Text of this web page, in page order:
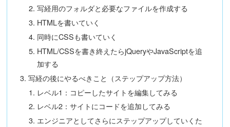
写経用のフォルダと必要なファイルを作成する
HTMLを書いていく
同時にCSSも書いていく
HTML/CSSを書き終えたらjQueryやJavaScriptを追
加する
写経の後にやるべきこと（ステップアップ方法）
レベル1：コピーしたサイトを編集してみる
レベル2：サイトにコードを追加してみる
エンジニアとしてさらにステップアップしていくた